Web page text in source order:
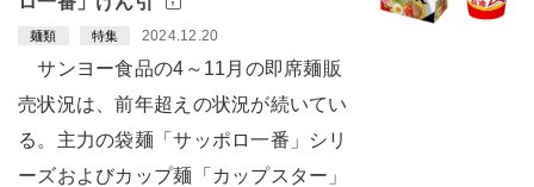
麺類 特集 2024.12.20
サンヨー食品の4～11月の即席麺販
売状況は、前年超えの状況が続いてい
る。主力の袋麺「サッポロ一番」シリ
ーズおよびカップ麺「カップスター」